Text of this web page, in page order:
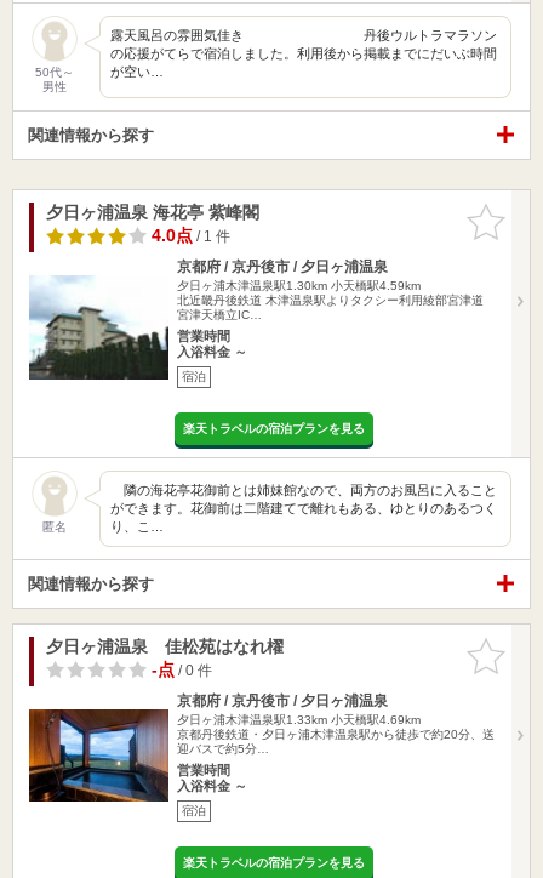
50代～
男性
露天風呂の雰囲気佳き 丹後ウルトラマラソン
の応援がてらで宿泊しました。利用後から掲載までにだいぶ時間
が空い…
関連情報から探す
お気に入
りに追加
夕日ヶ浦温泉 海花亭 紫峰閣
4.0点/ 1 件
京都府 / 京丹後市 / 夕日ヶ浦温泉
夕日ヶ浦木津温泉駅1.30km 小天橋駅4.59km
北近畿丹後鉄道 木津温泉駅よりタクシー利用綾部宮津道
宮津天橋立IC…
営業時間
入浴料金 ～
宿泊
楽天トラベルの宿泊プランを見る
匿名
隣の海花亭花御前とは姉妹館なので、両方のお風呂に入ること
ができます。花御前は二階建てで離れもある、ゆとりのあるつく
り、こ…
関連情報から探す
お気に入
りに追加
夕日ヶ浦温泉 佳松苑はなれ櫂
-点/ 0 件
京都府 / 京丹後市 / 夕日ヶ浦温泉
夕日ヶ浦木津温泉駅1.33km 小天橋駅4.69km
京都丹後鉄道・夕日ヶ浦木津温泉駅から徒歩で約20分、送
迎バスで約5分…
営業時間
入浴料金 ～
宿泊
楽天トラベルの宿泊プランを見る